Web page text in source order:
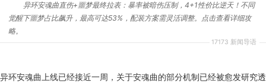
17173 新闻导语
异环安魂曲直伤+噩梦最终拉表：暴率被暗伤压制，4+1性价比逆天！不同
觉醒下噩梦占比飙升，最高可达53%，配装方案需灵活调整。点击查看详细攻
略。
异环安魂曲上线已经接近一周，关于安魂曲的部分机制已经被愈发研究透